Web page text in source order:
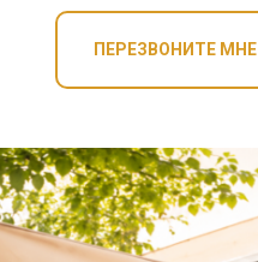
ПЕРЕЗВОНИТЕ МНЕ